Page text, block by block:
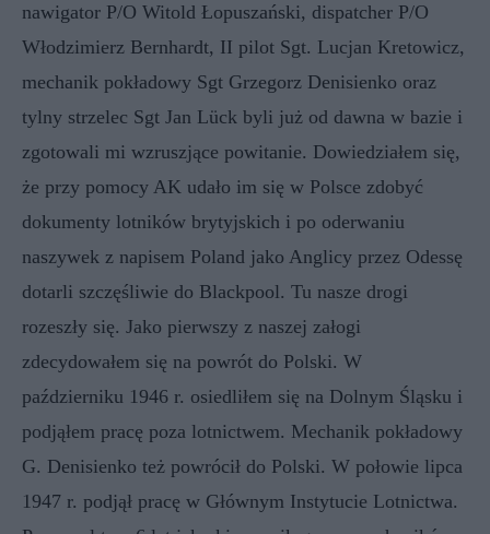
nawigator P/O Witold Łopuszański, dispatcher P/O
Włodzimierz Bernhardt, II pilot Sgt. Lucjan Kretowicz,
mechanik pokładowy Sgt Grzegorz Denisienko oraz
tylny strzelec Sgt Jan Lück byli już od dawna w bazie i
zgotowali mi wzruszjące powitanie. Dowiedziałem się,
że przy pomocy AK udało im się w Polsce zdobyć
dokumenty lotników brytyjskich i po oderwaniu
naszywek z napisem Poland jako Anglicy przez Odessę
dotarli szczęśliwie do Blackpool. Tu nasze drogi
rozeszły się. Jako pierwszy z naszej załogi
zdecydowałem się na powrót do Polski. W
październiku 1946 r. osiedliłem się na Dolnym Śląsku i
podjąłem pracę poza lotnictwem. Mechanik pokładowy
G. Denisienko też powrócił do Polski. W połowie lipca
1947 r. podjął pracę w Głównym Instytucie Lotnictwa.